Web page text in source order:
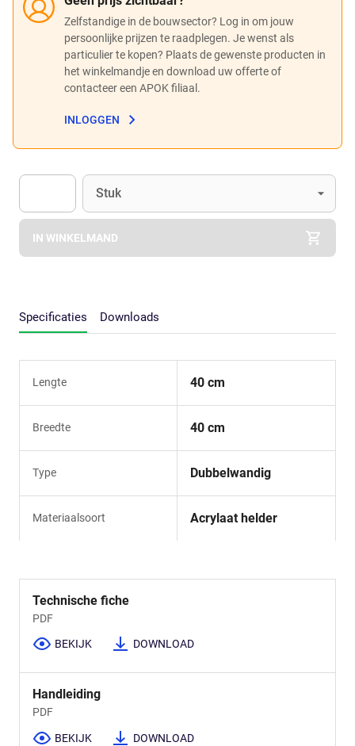
Zelfstandige in de bouwsector? Log in om jouw
persoonlijke prijzen te raadplegen. Je wenst als
particulier te kopen? Plaats de gewenste producten in
het winkelmandje en download uw offerte of
contacteer een APOK filiaal.
INLOGGEN
Apok.Product.Detail.AddToCart.Quantity (Optioneel)
Eenheid
Stuk
IN WINKELMAND
Specificaties Downloads
Lengte 40 cm
Breedte 40 cm
Type Dubbelwandig
Materiaalsoort Acrylaat helder
Technische fiche
PDF
BEKIJK DOWNLOAD
Handleiding
PDF
BEKIJK DOWNLOAD